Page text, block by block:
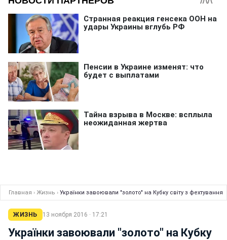
Главная › Жизнь › Українки завоювали "золото" на Кубку світу з фехтування
ЖИЗНЬ 13 ноября 2016 · 17:21
Українки завоювали "золото" на Кубку